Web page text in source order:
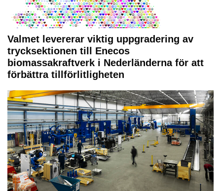
Valmet levererar viktig uppgradering av
trycksektionen till Enecos
biomassakraftverk i Nederländerna för att
förbättra tillförlitligheten